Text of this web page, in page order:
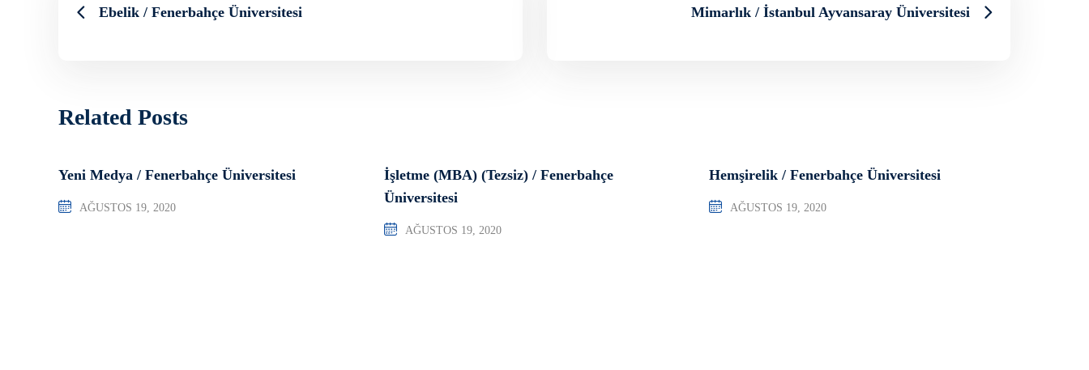
Ebelik / Fenerbahçe Üniversitesi Mimarlık / İstanbul Ayvansaray Üniversitesi
Related Posts
Yeni Medya / Fenerbahçe Üniversitesi
AĞUSTOS 19, 2020
İşletme (MBA) (Tezsiz) / Fenerbahçe
Üniversitesi
AĞUSTOS 19, 2020
Hemşirelik / Fenerbahçe Üniversitesi
AĞUSTOS 19, 2020